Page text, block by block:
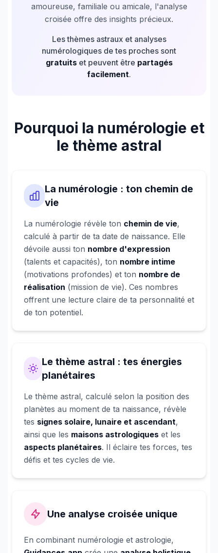
amoureuse, familiale ou amicale, l'analyse
croisée offre des insights précieux.
Les thèmes astraux et analyses
numérologiques de tes proches sont
gratuitset peuvent être partagés
facilement.
Pourquoi la numérologie et
le thème astral
La numérologie : ton chemin de
vie
La numérologie révèle ton chemin de vie,
calculé à partir de ta date de naissance. Elle
dévoile aussi ton nombre d'expression
(talents et capacités), ton nombre intime
(motivations profondes) et ton nombre de
réalisation (mission de vie). Ces nombres
offrent une lecture claire de ta personnalité et
de ton potentiel.
Le thème astral : tes énergies
planétaires
Le thème astral, calculé selon la position des
planètes au moment de ta naissance, révèle
tes signes solaire, lunaire et ascendant,
ainsi que les maisons astrologiques et les
aspects planétaires. Il éclaire tes forces, tes
défis et tes cycles de vie.
Une analyse croisée unique
En combinant numérologie et astrologie,